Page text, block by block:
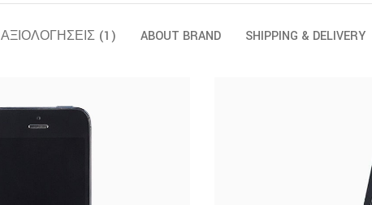
ΑΞΙΟΛΟΓΉΣΕΙΣ (1) ABOUT BRAND SHIPPING & DELIVERY